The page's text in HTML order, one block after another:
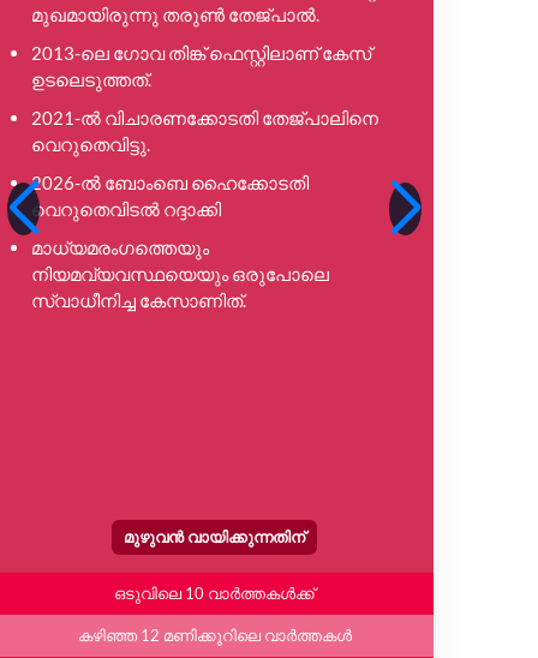
മുഖമായിരുന്നു തരുൺ തേജ്പാൽ.
2013-ലെ ഗോവ തിങ്ക് ഫെസ്റ്റിലാണ് കേസ്
ഉടലെടുത്തത്.
2021-ൽ വിചാരണക്കോടതി തേജ്പാലിനെ
വെറുതെവിട്ടു.
2026-ൽ ബോംബെ ഹൈക്കോടതി
വെറുതെവിടൽ റദ്ദാക്കി
മാധ്യമരംഗത്തെയും
നിയമവ്യവസ്ഥയെയും ഒരുപോലെ
സ്വാധീനിച്ച കേസാണിത്.
മുഴുവൻ വായിക്കുന്നതിന്
ഒടുവിലെ 10 വാർത്തകൾക്ക്
കഴിഞ്ഞ 12 മണിക്കൂറിലെ വാർത്തകൾ